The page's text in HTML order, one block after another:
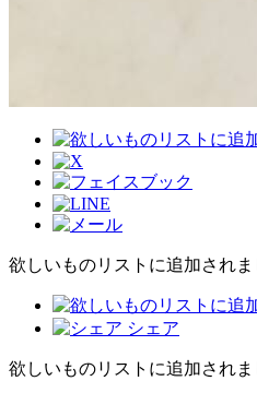
欲しいものリストに追加されま
シェア
欲しいものリストに追加されま